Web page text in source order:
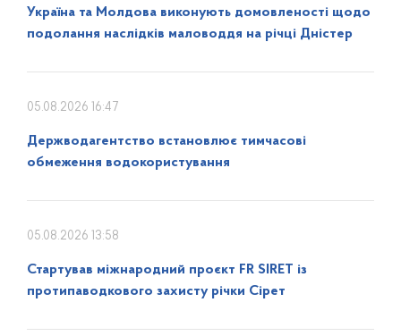
Україна та Молдова виконують домовленості щодо
подолання наслідків маловоддя на річці Дністер
05.08.2026 16:47
Держводагентство встановлює тимчасові
обмеження водокористування
05.08.2026 13:58
Стартував міжнародний проєкт FR SIRET із
протипаводкового захисту річки Сірет